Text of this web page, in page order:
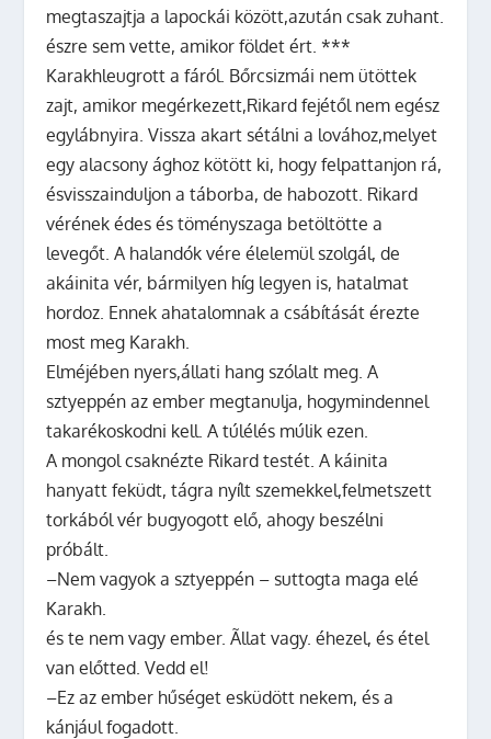
megtaszajtja a lapockái között,azután csak zuhant.
észre sem vette, amikor földet ért. ***
Karakhleugrott a fáról. Bőrcsizmái nem ütöttek
zajt, amikor megérkezett,Rikard fejétől nem egész
egylábnyira. Vissza akart sétálni a lovához,melyet
egy alacsony ághoz kötött ki, hogy felpattanjon rá,
ésvisszainduljon a táborba, de habozott. Rikard
vérének édes és töményszaga betöltötte a
levegőt. A halandók vére élelemül szolgál, de
akáinita vér, bármilyen híg legyen is, hatalmat
hordoz. Ennek ahatalomnak a csábítását érezte
most meg Karakh.
Elméjében nyers,állati hang szólalt meg. A
sztyeppén az ember megtanulja, hogymindennel
takarékoskodni kell. A túlélés múlik ezen.
A mongol csaknézte Rikard testét. A káinita
hanyatt feküdt, tágra nyílt szemekkel,felmetszett
torkából vér bugyogott elő, ahogy beszélni
próbált.
–Nem vagyok a sztyeppén – suttogta maga elé
Karakh.
és te nem vagy ember. Ãllat vagy. éhezel, és étel
van előtted. Vedd el!
–Ez az ember hűséget esküdött nekem, és a
kánjául fogadott.